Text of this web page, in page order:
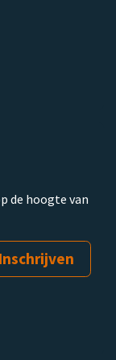
de hoogte van
Inschrijven